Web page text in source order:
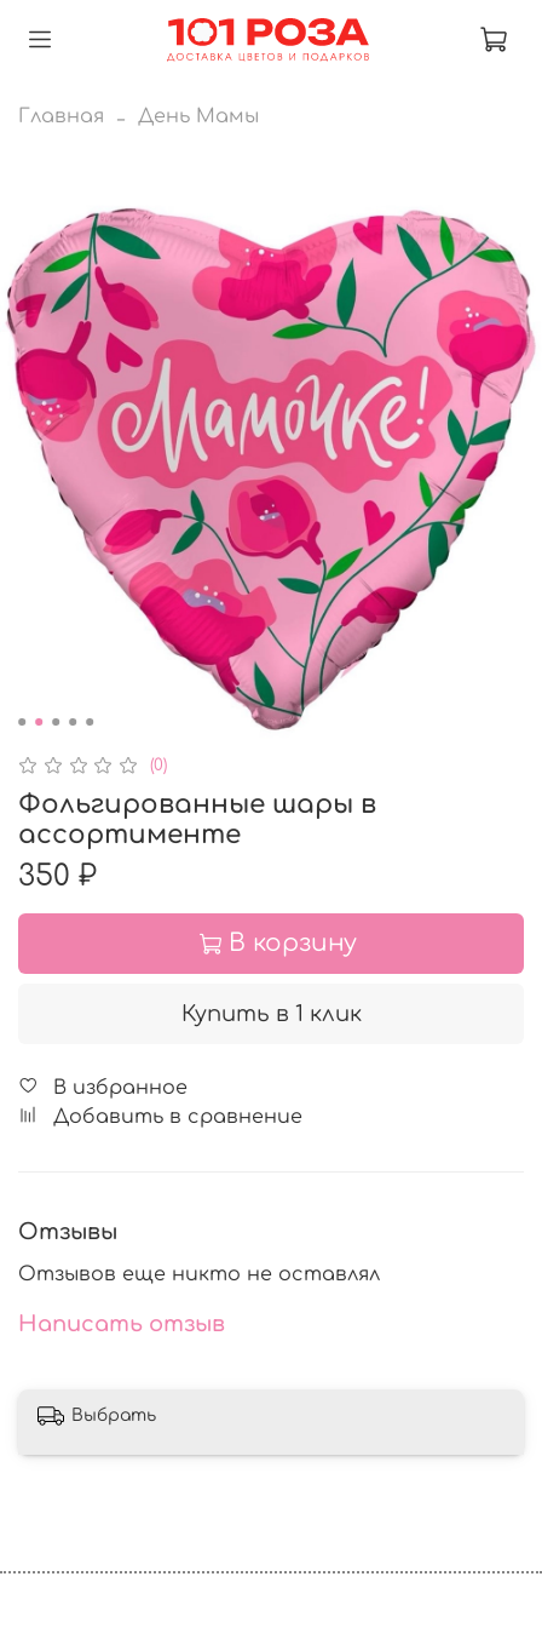
Главная День Мамы
(0)
Фольгированные шары в
ассортименте
350 ₽
В корзину
Купить в 1 клик
В избранное
Добавить в сравнение
Отзывы
Отзывов еще никто не оставлял
Написать отзыв
Выбрать